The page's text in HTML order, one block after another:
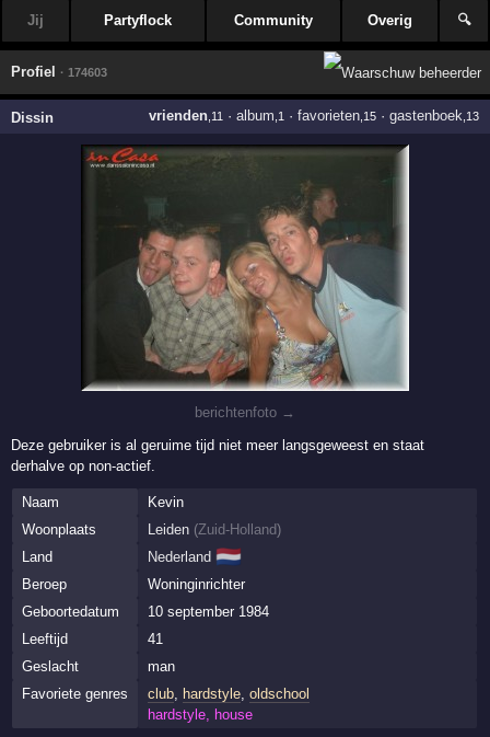
Jij Partyflock Community Overig 🔍
Profiel · 174603
Dissin vrienden,11 · album ,1 · favorieten,15· gastenboek ,13
berichtenfoto →
Deze gebruiker is al geruime tijd niet meer langsgeweest en staat
derhalve op non-actief.
Naam
Kevin
Woonplaats
Leiden (Zuid-Holland)
Land
Nederland 🇳🇱
Beroep
Woninginrichter
Geboortedatum
10 september 1984
Leeftijd
41
Geslacht
man
Favoriete genres
club, hardstyle, oldschool
hardstyle, house